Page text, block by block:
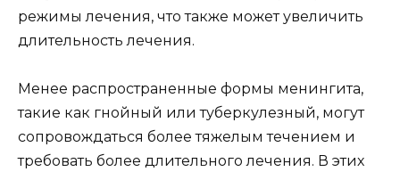
режимы лечения, что также может увеличить
длительность лечения.
Менее распространенные формы менингита,
такие как гнойный или туберкулезный, могут
сопровождаться более тяжелым течением и
требовать более длительного лечения. В этих